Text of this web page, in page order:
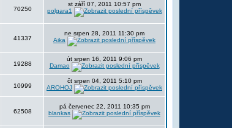
70250
st září 07, 2011 10:57 pm
polgara1
41337
ne srpen 28, 2011 11:30 pm
Aika
19288
út srpen 16, 2011 9:06 pm
Damao
10999
čt srpen 04, 2011 5:10 pm
AROHOJ
62508
pá červenec 22, 2011 10:35 pm
blankas